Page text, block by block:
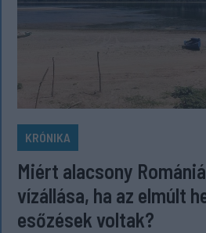
KRÓNIKA
Miért alacsony
vízállása, ha az elmúlt
esőzések voltak?